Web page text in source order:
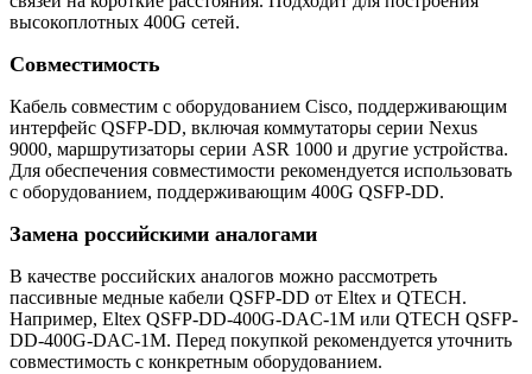
высокоплотных 400G сетей.
Совместимость
Кабель совместим с оборудованием Cisco, поддерживающим
интерфейс QSFP-DD, включая коммутаторы серии Nexus
9000, маршрутизаторы серии ASR 1000 и другие устройства.
Для обеспечения совместимости рекомендуется использовать
с оборудованием, поддерживающим 400G QSFP-DD.
Замена российскими аналогами
В качестве российских аналогов можно рассмотреть
пассивные медные кабели QSFP-DD от Eltex и QTECH.
Например, Eltex QSFP-DD-400G-DAC-1M или QTECH QSFP-
DD-400G-DAC-1M. Перед покупкой рекомендуется уточнить
совместимость с конкретным оборудованием.